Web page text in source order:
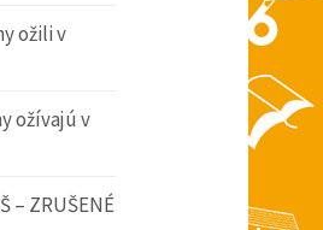
ožili v
ožívajú v
ZRUŠENÉ